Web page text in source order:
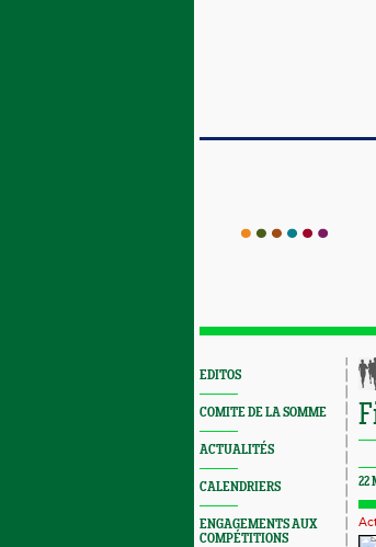
EDITOS
COMITE DE LA SOMME
ACTUALITÉS
CALENDRIERS
ENGAGEMENTS AUX
COMPÉTITIONS
22